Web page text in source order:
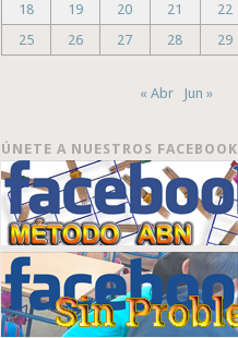
18
19 20 21 22
25
26 27 28 29
« Abr Jun »
ÚNETE A NUESTROS FACEBOOK